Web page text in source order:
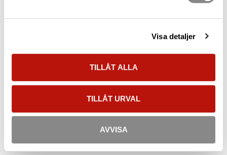
Visa detaljer
TILLÅT ALLA
TILLÅT URVAL
AVVISA
Försäkran om överensstämmelse (CE) [10]